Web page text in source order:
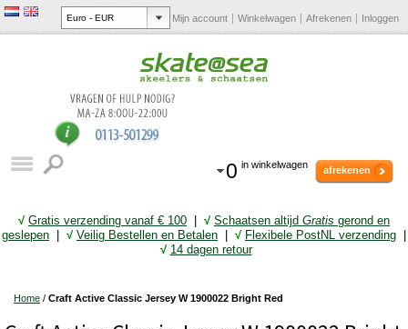
Mijn account Winkelwagen Afrekenen Inloggen
0 in winkelwagen afrekenen
√ Gratis verzending vanaf € 100 √ Schaatsen altijd Gratis gerond en
geslepen
√ Veilig Bestellen en Betalen √ Flexibele PostNL verzending
√ 14 dagen retour
Home / Craft Active Classic Jersey W 1900022 Bright Red